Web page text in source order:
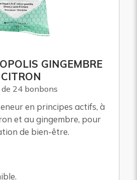
GINGEMBRE
24 bonbons
en principes actifs, à
et au gingembre, pour
de bien-être.